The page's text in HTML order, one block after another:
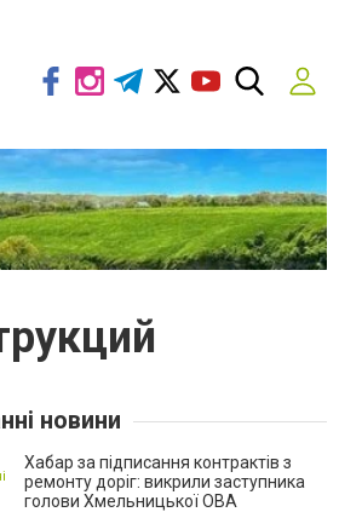
новини
Хабар за підписання контрактів з
ремонту доріг: викрили заступника
голови Хмельницької ОВА